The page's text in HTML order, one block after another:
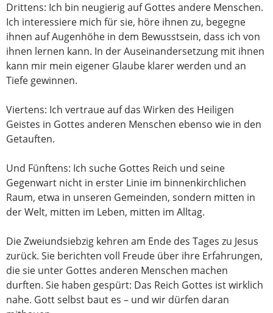
Drittens: Ich bin neugierig auf Gottes andere Menschen.
Ich interessiere mich für sie, höre ihnen zu, begegne
ihnen auf Augenhöhe in dem Bewusstsein, dass ich von
ihnen lernen kann. In der Auseinandersetzung mit ihnen
kann mir mein eigener Glaube klarer werden und an
Tiefe gewinnen.
Viertens: Ich vertraue auf das Wirken des Heiligen
Geistes in Gottes anderen Menschen ebenso wie in den
Getauften.
Und Fünftens: Ich suche Gottes Reich und seine
Gegenwart nicht in erster Linie im binnenkirchlichen
Raum, etwa in unseren Gemeinden, sondern mitten in
der Welt, mitten im Leben, mitten im Alltag.
Die Zweiundsiebzig kehren am Ende des Tages zu Jesus
zurück. Sie berichten voll Freude über ihre Erfahrungen,
die sie unter Gottes anderen Menschen machen
durften. Sie haben gespürt: Das Reich Gottes ist wirklich
nahe. Gott selbst baut es – und wir dürfen daran